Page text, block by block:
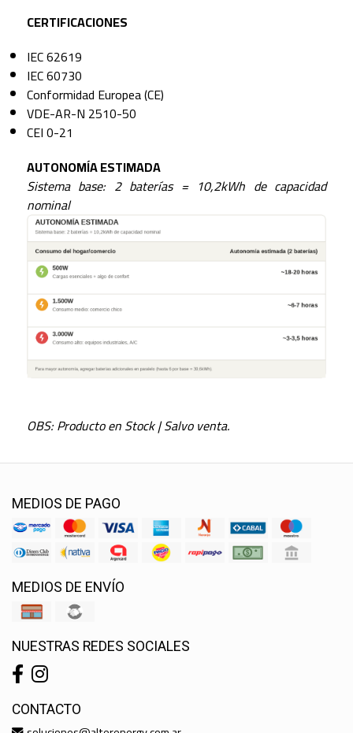
CERTIFICACIONES
IEC 62619
IEC 60730
Conformidad Europea (CE)
VDE-AR-N 2510-50
CEI 0-21
AUTONOMÍA ESTIMADA
Sistema base: 2 baterías = 10,2kWh de capacidad
nominal
OBS: Producto en Stock | Salvo venta.
MEDIOS DE PAGO
MEDIOS DE ENVÍO
NUESTRAS REDES SOCIALES
CONTACTO